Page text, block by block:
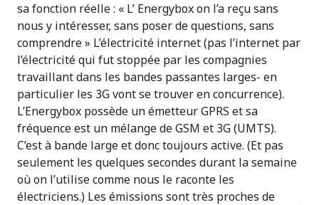
sa fonction réelle : « L’ Energybox on l’a reçu sans
nous y intéresser, sans poser de questions, sans
comprendre » L’électricité internet (pas l’internet par
l’électricité qui fut stoppée par les compagnies
travaillant dans les bandes passantes larges- en
particulier les 3G vont se trouver en concurrence).
L’Energybox possède un émetteur GPRS et sa
fréquence est un mélange de GSM et 3G (UMTS).
C’est à bande large et donc toujours active. (Et pas
seulement les quelques secondes durant la semaine
où on l’utilise comme nous le raconte les
électriciens.) Les émissions sont très proches de